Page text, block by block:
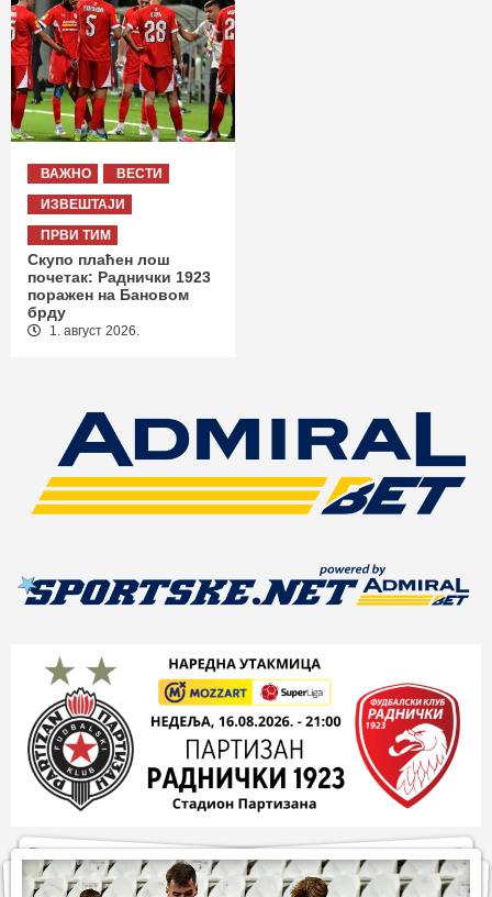
ВАЖНО
ВЕСТИ
ИЗВЕШТАЈИ
ПРВИ ТИМ
Скупо плаћен лош
почетак: Раднички 1923
поражен на Бановом
брду
1. август 2026.